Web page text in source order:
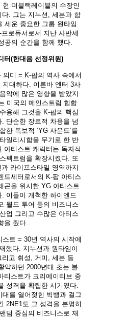
더블랙레이블의 수장인
다. 그는 지누션, 세븐과 함
세운 중요한 그룹 원타임
로듀서로서 지난 사반세
공의 순간을 함께 했다.
터(한대음 선정위원)
미 = K-팝의 역사 속에서
대하다. 이른바 엔터 3사
악에 많은 영향을 받았지
미국의 메인스트림 힙합
용해 그것을 K-팝의 핵심
단순한 장르적 차용을 넘
한 독보적 ‘YG 사운드’를
일리시함을 무기로 한 반
아티스트 캐릭터는 독자적
펙트럼을 확장시켰다. 또
라이프스타일 영역까지
드세터로서의 K-팝 아티스
곤을 위시한 YG 아티스트
이들이 개척한 하이엔드
월드 투어 등의 비즈니스
업 그리고 수많은 아티스
을 줬다.
트 = 30년 역사의 시작에
했다. 지누션과 원타임이
고 휘성, 거미, 세븐 등
약하던 2000년대 초는 블
티스트가 크리에이티브 중
성격을 확립한 시기였다.
를 열어젖힌 빅뱅과 걸그
2NE1도 그 성격을 분명히
덤 중심의 비즈니스로 재